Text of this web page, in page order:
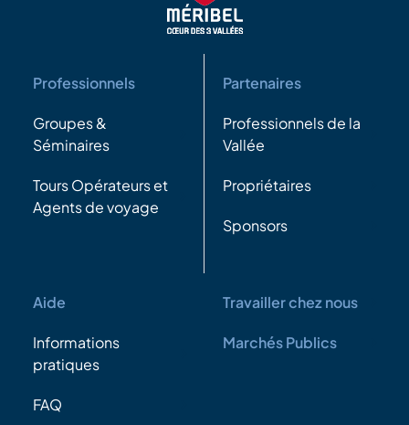
Professionnels
Groupes &
Séminaires
Tours Opérateurs et
Agents de voyage
Partenaires
Professionnels de la
Vallée
Propriétaires
Sponsors
Aide
Informations
pratiques
FAQ
Travailler chez nous
Marchés Publics